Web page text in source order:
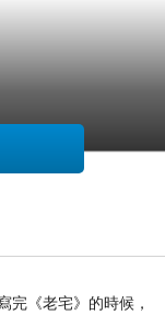
完《老宅》的時候，